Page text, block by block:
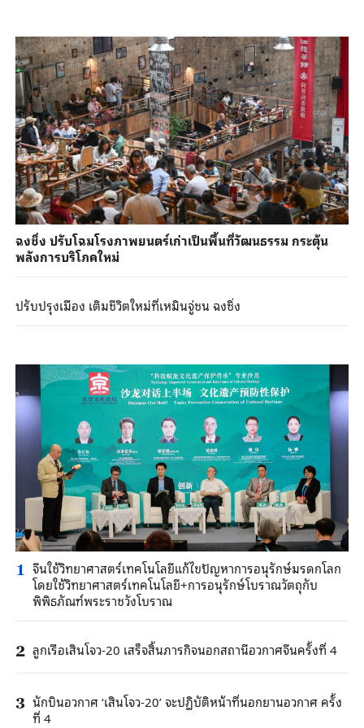
ฉงชิ่ง ปรับโฉมโรงภาพยนตร์เก่าเป็นพื้นที่วัฒนธรรม กระตุ้น
พลังการบริโภคใหม่
ปรับปรุงเมือง เติมชีวิตใหม่ที่เหมินจู่ชน ฉงชิ่ง
1 จีนใช้วิทยาศาสตร์เทคโนโลยีแก้ไขปัญหาการอนุรักษ์มรดกโลก
โดยใช้วิทยาศาสตร์เทคโนโลยี+การอนุรักษ์โบราณวัตถุกับ
พิพิธภัณฑ์พระราชวังโบราณ
2 ลูกเรือเสินโจว-20 เสร็จสิ้นภารกิจนอกสถานีอวกาศจีนครั้งที่ 4
3 นักบินอวกาศ ‘เสินโจว-20’ จะปฏิบัติหน้าที่นอกยานอวกาศ ครั้ง
ที่ 4